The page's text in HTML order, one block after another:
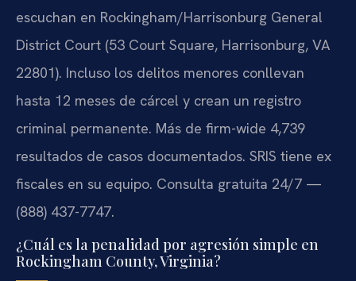
escuchan en Rockingham/Harrisonburg General
District Court (53 Court Square, Harrisonburg, VA
22801). Incluso los delitos menores conllevan
hasta 12 meses de cárcel y crean un registro
criminal permanente. Más de firm-wide 4,739
resultados de casos documentados. SRIS tiene ex
fiscales en su equipo. Consulta gratuita 24/7 —
(888) 437-7747.
¿Cuál es la penalidad por agresión simple en
Rockingham County, Virginia?